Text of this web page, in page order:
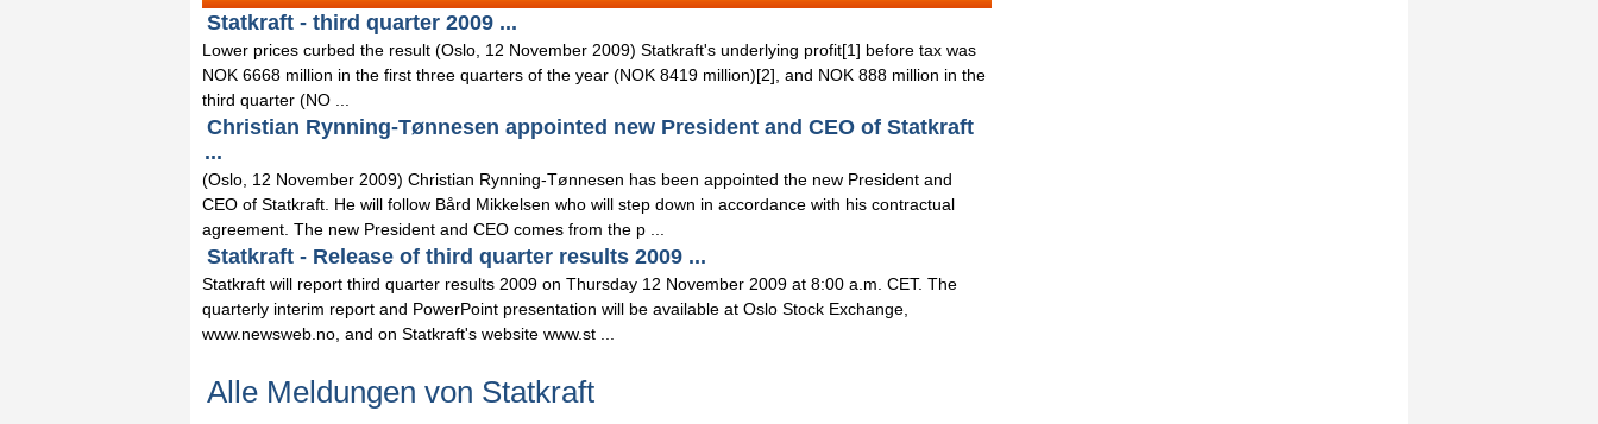
Statkraft - third quarter 2009 ...
Lower prices curbed the result (Oslo, 12 November 2009) Statkraft's underlying profit[1] before tax was
NOK 6668 million in the first three quarters of the year (NOK 8419 million)[2], and NOK 888 million in the
third quarter (NO ...
Christian Rynning-Tønnesen appointed new President and CEO of Statkraft
...
(Oslo, 12 November 2009) Christian Rynning-Tønnesen has been appointed the new President and
CEO of Statkraft. He will follow Bård Mikkelsen who will step down in accordance with his contractual
agreement. The new President and CEO comes from the p ...
Statkraft - Release of third quarter results 2009 ...
Statkraft will report third quarter results 2009 on Thursday 12 November 2009 at 8:00 a.m. CET. The
quarterly interim report and PowerPoint presentation will be available at Oslo Stock Exchange,
www.newsweb.no, and on Statkraft's website www.st ...
Alle Meldungen von Statkraft